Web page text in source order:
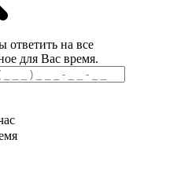
на все
для Вас время.